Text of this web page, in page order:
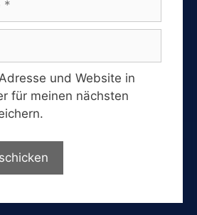
und Website in
für meinen nächsten